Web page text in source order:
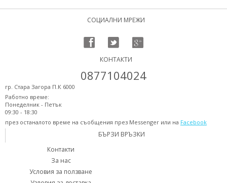
СОЦИАЛНИ МРЕЖИ
КОНТАКТИ
0877104024
гр. Стара Загора П.К 6000
Работно време:
Понеделник - Петък
09:30 - 18:30
през останалото време на съобщения през Messenger или на Facebook
БЪРЗИ ВРЪЗКИ
Контакти
За нас
Условия за ползване